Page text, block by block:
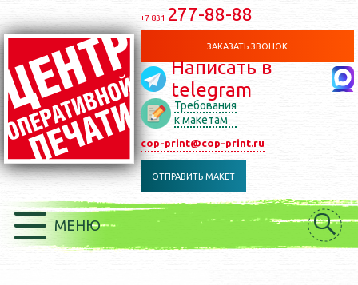
+7 831 277-88-88
ЗАКАЗАТЬ ЗВОНОК
Написать в
telegram
Требования
к макетам
cop-print@cop-print.ru
ОТПРАВИТЬ МАКЕТ
МЕНЮ